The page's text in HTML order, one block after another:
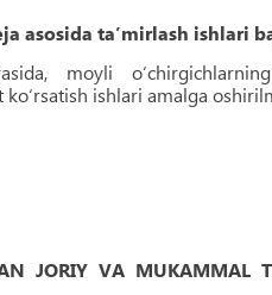
asosida ta’mirlash ishlari
moyli
ishlari amalga
JORIY VA MUKAMMAL